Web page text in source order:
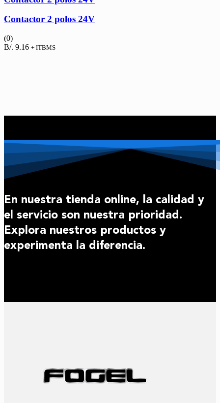
Contactor 2 polos 24V
(0)
B/. 9.16 + ITBMS
En nuestra tienda online, la calidad y
el servicio son nuestra prioridad.
Explora nuestros productos y
experimenta la diferencia.